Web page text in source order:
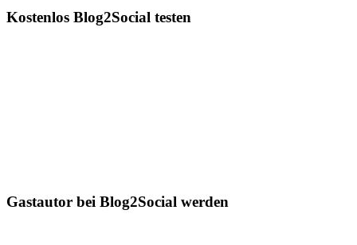
Kostenlos Blog2Social testen
Gastautor bei Blog2Social werden